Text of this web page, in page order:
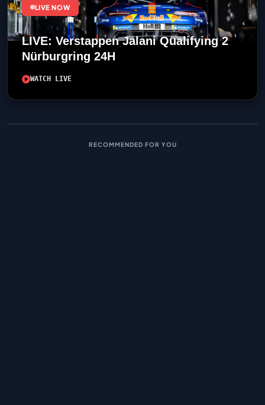
LIVE NOW
LIVE: Verstappen Jalani Qualifying 2
Nürburgring 24H
WATCH LIVE
RECOMMENDED FOR YOU